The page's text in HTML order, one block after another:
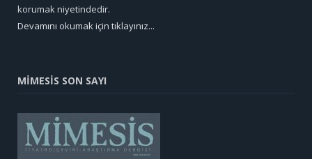
korumak niyetindedir.
Devamını okumak için tıklayınız...
MİMESİS SON SAYI